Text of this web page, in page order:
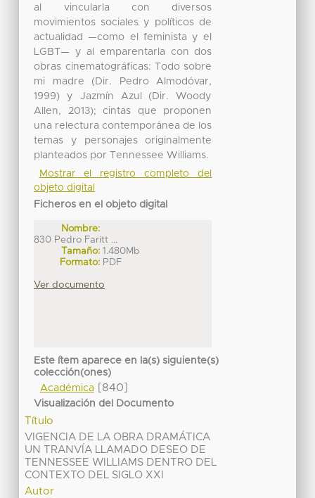
al vincularla con diversos
movimientos sociales y políticos de
actualidad —como el feminista y el
LGBT— y al emparentarla con dos
obras cinematográficas: Todo sobre
mi madre (Dir. Pedro Almodóvar,
1999) y Jazmín Azul (Dir. Woody
Allen, 2013); cintas que proponen
una relectura contemporánea de los
temas y personajes originalmente
planteados por Tennessee Williams.
Mostrar el registro completo del
objeto digital
Ficheros en el objeto digital
Nombre:
830 Pedro Faritt ...
Tamaño: 1.480Mb
Formato: PDF
Ver documento
Este ítem aparece en la(s) siguiente(s)
colección(ones)
Académica[840]
Visualización del Documento
Título
VIGENCIA DE LA OBRA DRAMÁTICA
UN TRANVÍA LLAMADO DESEO DE
TENNESSEE WILLIAMS DENTRO DEL
CONTEXTO DEL SIGLO XXI
Autor